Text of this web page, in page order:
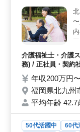
トする貴重な仕事
のサポートがあ
す。 ＜充実し
では利用者の自宅
身体介護から書
業務を担当します
きたい方のご応募

介護福祉士・介護
務) / 正社員・契約
年収200万円
福岡県北九州
平均年齢 42.7
50代活躍中 60代